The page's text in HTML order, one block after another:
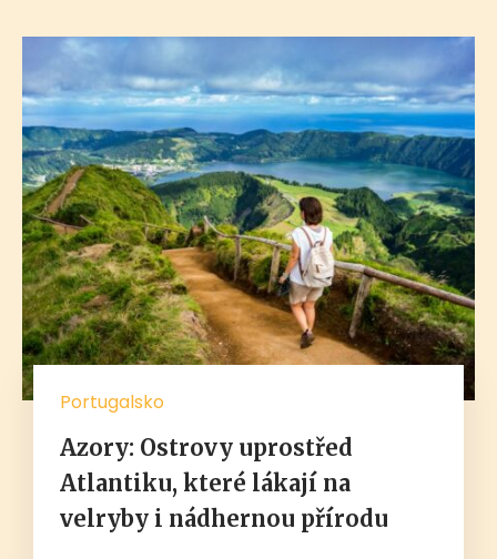
Portugalsko
Azory: Ostrovy uprostřed
Atlantiku, které lákají na
velryby i nádhernou přírodu